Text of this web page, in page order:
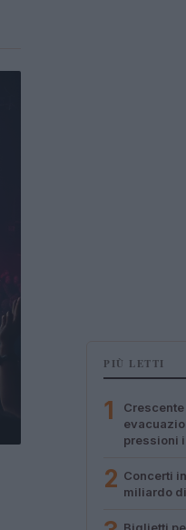
PIÙ LETTI
1
pressioni
2 Concerti
miliardo